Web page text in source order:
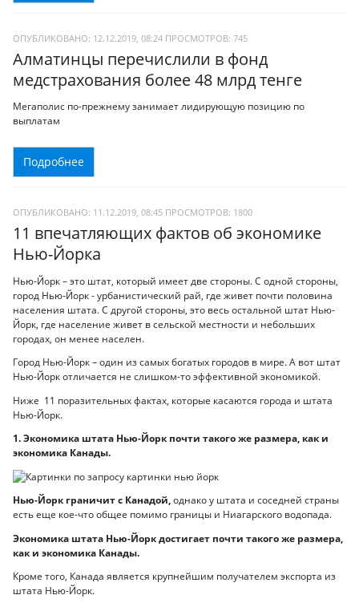
ОПУБЛИКОВАНО: 12.12.2019, 08:24 ПРОСМОТРОВ: 745
Алматинцы перечислили в фонд
медстрахования более 48 млрд тенге
Мегаполис по-прежнему занимает лидирующую позицию по
выплатам
Подробнее
ОПУБЛИКОВАНО: 11.12.2019, 08:45 ПРОСМОТРОВ: 1800
11 впечатляющих фактов об экономике
Нью-Йорка
Нью-Йорк – это штат, который имеет две стороны. С одной стороны,
город Нью-Йорк - урбанистический рай, где живет почти половина
населения штата. С другой стороны, это весь остальной штат Нью-
Йорк, где население живет в сельской местности и небольших
городах, он менее населен.
Город Нью-Йорк – один из самых богатых городов в мире. А вот штат
Нью-Йорк отличается не слишком-то эффективной экономикой.
Ниже 11 поразительных фактах, которые касаются города и штата
Нью-Йорк.
1. Экономика штата Нью-Йорк почти такого же размера, как и
экономика Канады.
Нью-Йорк граничит с Канадой,однако у штата и соседней страны
есть еще кое-что общее помимо границы и Ниагарского водопада.
Экономика штата Нью-Йорк достигает почти такого же размера,
как и экономика Канады.
Кроме того, Канада является крупнейшим получателем экспорта из
штата Нью-Йорк.